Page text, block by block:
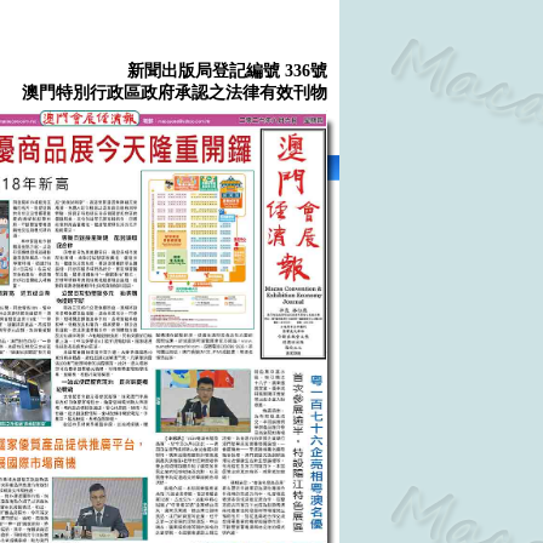
新聞出版局登記編號 336號
澳門特別行政區政府承認之法律有效刊物